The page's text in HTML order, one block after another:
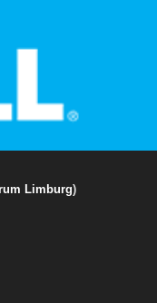
Limburg)